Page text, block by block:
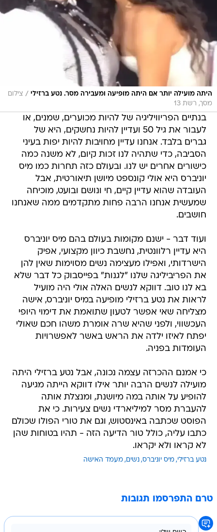
היתה מועילה יותר אם היתה מופיעה ומעבירה מסר. נטע ברזילי / צילום
מסך, רשת 13
בנתיים הפריוויליגיה של להיות מכוערים, שמנים, או
לעבור את גיל 50 ועדיין להיות נחשקים, היא של
גברים בלבד. אנחנו עדיין מחויבות להיות יפות בעיני
הסביבה, כדי שתהיה לנו זכות קיום, לא משנה כמה
כישורים אחרים יש לנו. ובעולם כזה תחרות כמו מיס
יוניברס היא אולי קונספט מיושן תיאורטית, אבל
העובדה שהוא עדיין קיים, חי ונושם ובועט, מוכיחה
שמעשית אנחנו הרבה פחות מתקדמים ממה שאנחנו
חושבים.
ועוד דבר - ישנם מקומות בעולם בהם מיס יוניברס
היא עדיין רלוונטית, נחשבת כיוון מקצועי, אפיק
הישרדותי, ואפילו מעצימה נשים מסוימות שאין להן
את הפריביליגה שלנו "לגנות" בפייסבוק כל דבר שלא
בא לנו טוב. דווקא לנשים האלה אולי היה מועיל
לראות את נטע ברזילי מופיעה במיס יוניברס, אישה
מצליחה שאי אפשר לטעון שתואמת את דימוי היופי
העכשווי, ולפני שהיא שרה אומרת משהו חכם שאולי
יפתח לאיזו ילדה את הראש באשר לאפשרויות
העומדות בפניה.
כי אמנם ההכרזה עצמה נכונה, אבל נטע ברזילי היתה
מועילה לנשים הרבה יותר אילו דווקא הייתה מגיעה
להופיע על אותה במה מיושנת, ומנצלת אותה
להעברת מסר למיליארדי נשים צעירות. כי את
הפוסט שכתבה באינסטוש, וגם את טורי הפולו שכולם
כתבו עליה, כולל טור הדיעה הזה - תהיו בטוחות שהן
לא קראו ולא יקראו.
נטע ברזילי מיס יוניברס נשים מעמד האישה
טרם התפרסמו תגובות